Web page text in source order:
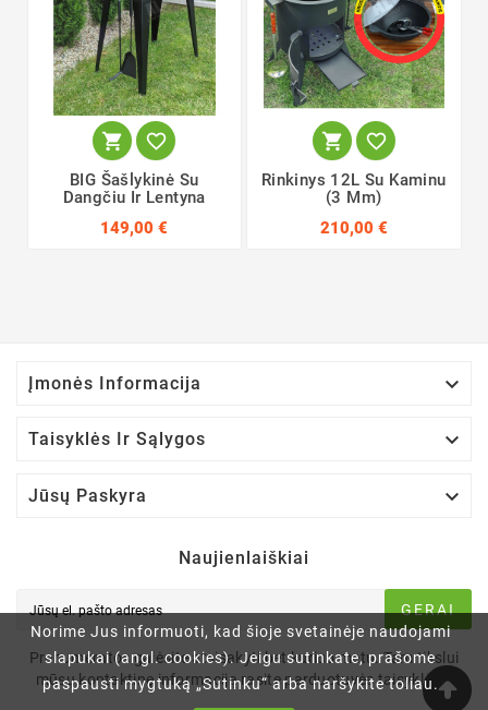
Norime Jus informuoti, kad šioje svetainėje naudojami
slapukai (angl. cookies). Jeigu sutinkate, prašome
paspausti mygtuką „Sutinku“ arba naršykite toliau.
 
BIG Šašlykinė Su
Dangčiu Ir Lentyna
149,00 €
 
Rinkinys 12L Su Kaminu
(3 Mm)
210,00 €
Įmonės Informacija 
Taisyklės Ir Sąlygos 
Jūsų Paskyra 
Naujienlaiškiai
GERAI
Prenumeratos galėsite atsisakyti bet kuriuo metu. Tam tikslui
mūsų kontaktinę informaciją rasite parduotuvės taisyklėse.